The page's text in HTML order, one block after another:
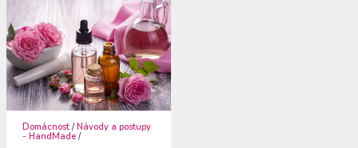
Domácnost /Návody a postupy
- HandMade /